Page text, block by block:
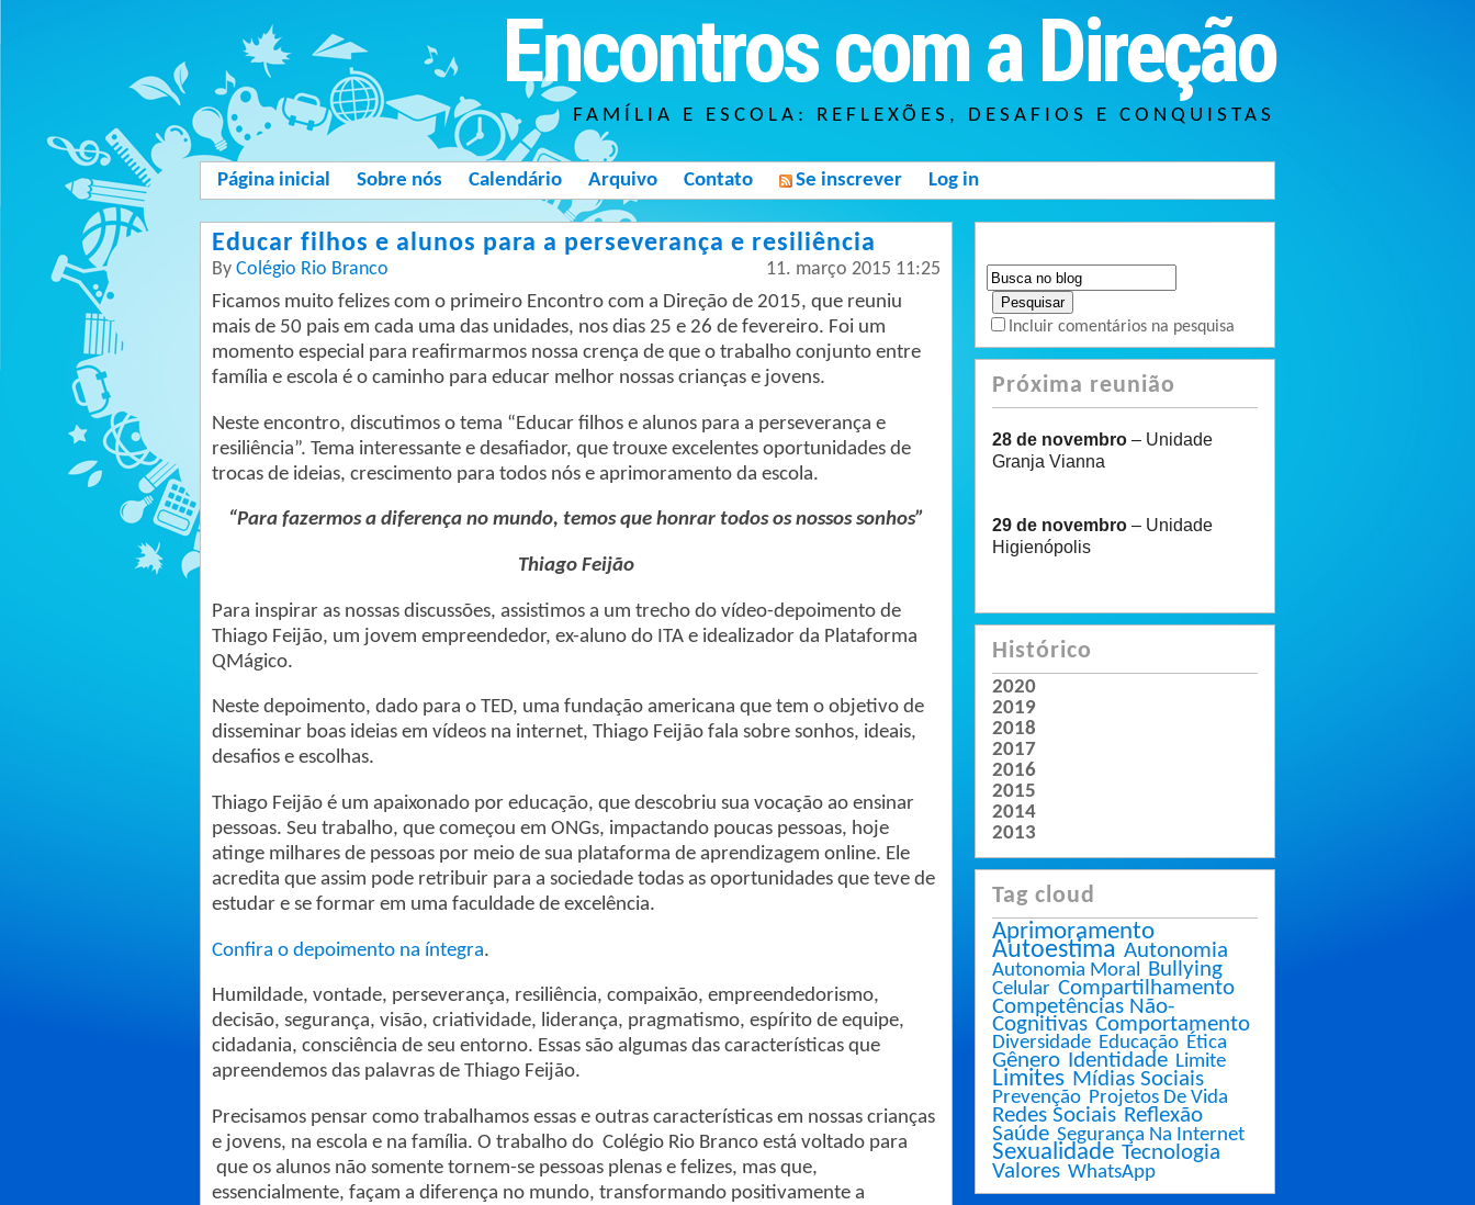
Encontros com a Direção
FAMÍLIA E ESCOLA: REFLEXÕES, DESAFIOS E CONQUISTAS
Página inicial Sobre nós Calendário Arquivo Contato Se inscrever Log in
Educar filhos e alunos para a perseverança e resiliência
By Colégio Rio Branco 11. março 2015 11:25
Ficamos muito felizes com o primeiro Encontro com a Direção de 2015, que reuniu
mais de 50 pais em cada uma das unidades, nos dias 25 e 26 de fevereiro. Foi um
momento especial para reafirmarmos nossa crença de que o trabalho conjunto entre
família e escola é o caminho para educar melhor nossas crianças e jovens.
Neste encontro, discutimos o tema “Educar filhos e alunos para a perseverança e
resiliência”. Tema interessante e desafiador, que trouxe excelentes oportunidades de
trocas de ideias, crescimento para todos nós e aprimoramento da escola.
“Para fazermos a diferença no mundo, temos que honrar todos os nossos sonhos”
Thiago Feijão
Para inspirar as nossas discussões, assistimos a um trecho do vídeo-depoimento de
Thiago Feijão, um jovem empreendedor, ex-aluno do ITA e idealizador da Plataforma
QMágico.
Neste depoimento, dado para o TED, uma fundação americana que tem o objetivo de
disseminar boas ideias em vídeos na internet, Thiago Feijão fala sobre sonhos, ideais,
desafios e escolhas.
Thiago Feijão é um apaixonado por educação, que descobriu sua vocação ao ensinar
pessoas. Seu trabalho, que começou em ONGs, impactando poucas pessoas, hoje
atinge milhares de pessoas por meio de sua plataforma de aprendizagem online. Ele
acredita que assim pode retribuir para a sociedade todas as oportunidades que teve de
estudar e se formar em uma faculdade de excelência.
Confira o depoimento na íntegra.
Humildade, vontade, perseverança, resiliência, compaixão, empreendedorismo,
decisão, segurança, visão, criatividade, liderança, pragmatismo, espírito de equipe,
cidadania, consciência de seu entorno. Essas são algumas das características que
apreendemos das palavras de Thiago Feijão.
Precisamos pensar como trabalhamos essas e outras características em nossas crianças
e jovens, na escola e na família. O trabalho do Colégio Rio Branco está voltado para
que os alunos não somente tornem-se pessoas plenas e felizes, mas que,
essencialmente, façam a diferença no mundo, transformando positivamente a
Incluir comentários na pesquisa
Próxima reunião
28 de novembro– Unidade
Granja Vianna
29 de novembro – Unidade
Higienópolis
Histórico
2020
2019
2018
2017
2016
2015
2014
2013
Tag cloud
Aprimoramento
Autoestima Autonomia
Autonomia Moral Bullying
Celular Compartilhamento
Competências Não-
Cognitivas Comportamento
Diversidade Educação Ética
Gênero Identidade Limite
Limites Mídias Sociais
Prevenção Projetos De Vida
Redes Sociais Reflexão
Saúde Segurança Na Internet
Sexualidade Tecnologia
Valores WhatsApp